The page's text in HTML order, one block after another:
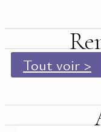
Tout voir >